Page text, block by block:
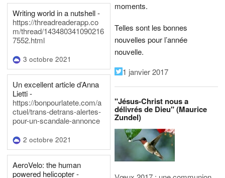
Writing world in a nutshell -
https://threadreaderapp.co
m/thread/143480341090216
7552.html
3 octobre 2021
Un excellent article d’Anna
Lietti -
https://bonpourlatete.com/a
ctuel/trans-detrans-alertes-
pour-un-scandale-annonce
2 octobre 2021
AeroVelo: the human
powered helicopter -
moments.
Telles sont les bonnes
nouvelles pour l’année
nouvelle.
1 janvier 2017
"Jésus-Christ nous a
délivrés de Dieu" (Maurice
Zundel)